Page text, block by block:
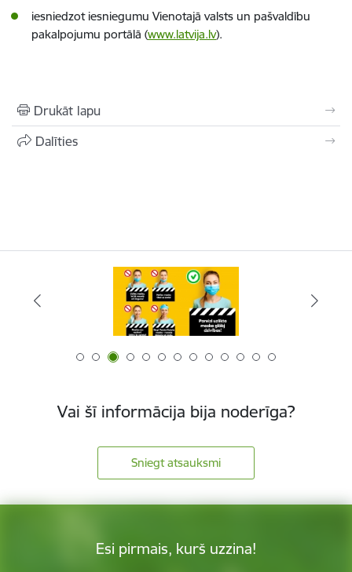
iesniedzot iesniegumu Vienotajā valsts un pašvaldību
pakalpojumu portālā (www.latvija.lv).
Drukāt lapu
Dalīties
Vai šī informācija bija noderīga?
Sniegt atsauksmi
Esi pirmais, kurš uzzina!